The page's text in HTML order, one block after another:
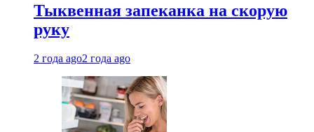
Тыквенная запеканка на скорую
руку
2 года ago2 года ago